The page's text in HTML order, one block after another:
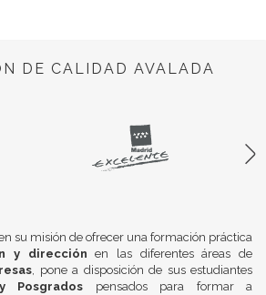
DE CALIDAD AVALADA
su misión de ofrecer una formación práctica
y dirección en las diferentes áreas de
, pone a disposición de sus estudiantes
Posgrados pensados para formar a